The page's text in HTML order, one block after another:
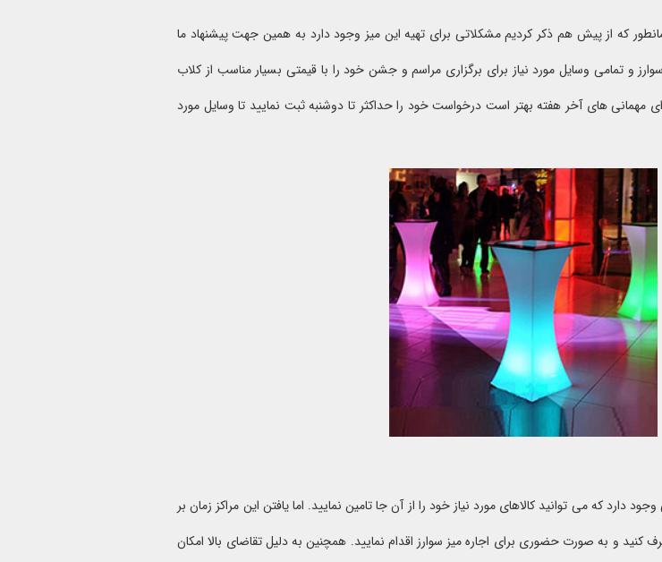
که از پیش هم ذکر کردیم مشکلاتی برای تهیه این میز وجود دارد به همین جهت پیشنهاد ما
و تمامی وسایل مورد نیاز برای برگزاری مراسم و جشن خود را با قیمتی بسیار مناسب از کلاب
مهمانی های آخر هفته بهتر است درخواست خود را حداکثر تا دوشنبه ثبت نمایید تا وسایل مورد
دارد که می توانید کالاهای مورد نیاز خود را از آن جا تامین نمایید. اما یافتن این مراکز زمان بر
کنید و به صورت حضوری برای اجاره میز سوارز اقدام نمایید. همچنین به دلیل تقاضای بالا امکان